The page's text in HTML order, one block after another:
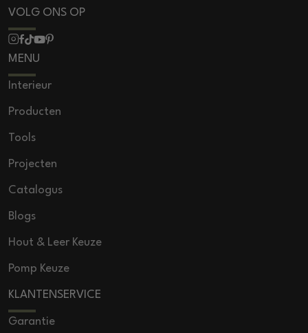
VOLG ONS OP
MENU
Interieur
Producten
Tools
Projecten
Catalogus
Blogs
Hout & Leer Keuze
Pomp Keuze
KLANTENSERVICE
Garantie